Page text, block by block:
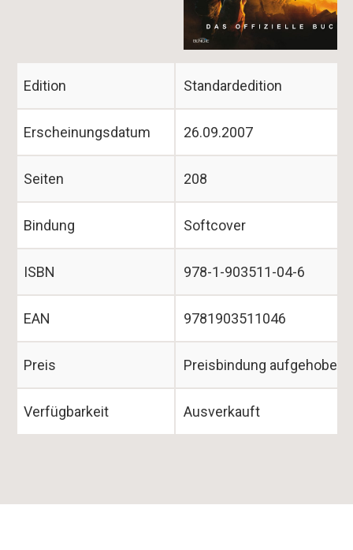
Edition Standardedition
Erscheinungsdatum 26.09.2007
Seiten 208
Bindung Softcover
ISBN 978-1-903511-04-6
EAN 9781903511046
Preis Preisbindung aufgehoben
Verfügbarkeit Ausverkauft